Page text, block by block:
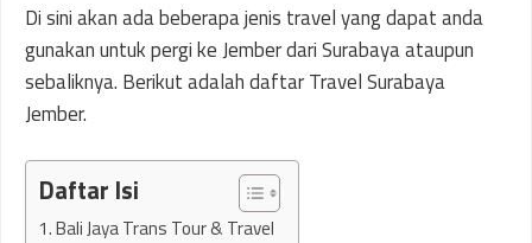
Di sini akan ada beberapa jenis travel yang dapat anda
gunakan untuk pergi ke Jember dari Surabaya ataupun
sebaliknya. Berikut adalah daftar Travel Surabaya
Jember.
Daftar Isi
1. Bali Jaya Trans Tour & Travel